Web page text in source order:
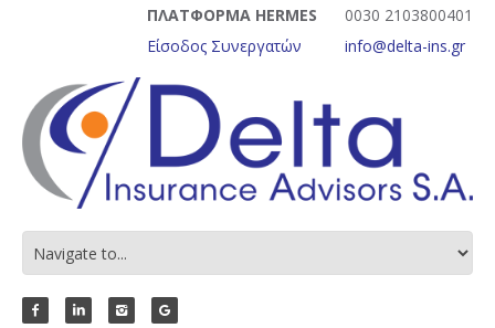
0030 2103800401
info@delta-ins.gr
ΠΛΑΤΦΟΡΜΑ HERMES
Είσοδος Συνεργατών